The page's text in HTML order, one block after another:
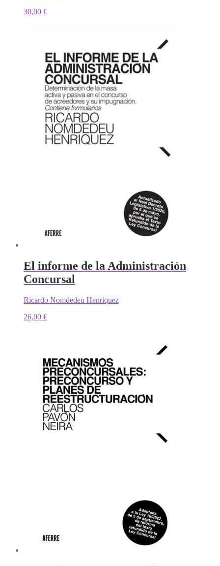
30,00 €
El informe de la Administración
Concursal
Ricardo Nomdedeu Henriquez
26,00 €